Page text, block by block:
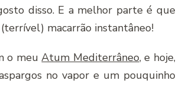
disso. E a melhor parte é que
macarrão instantâneo!
o meuAtum Mediterrâneo, e hoje,
no vapor e um pouquinho